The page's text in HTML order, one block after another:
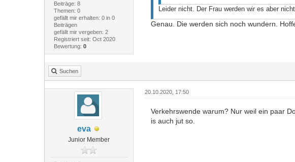
Beiträge: 8
Themen: 0
gefällt mir erhalten: 0 in 0
Beiträgen
gefällt mir vergeben: 2
Registriert seit: Oct 2020
Bewertung: 0
Leider nicht. Der Frau werden wir es aber
Genau. Die werden sich noch wundern.
Suchen
eva
Junior Member
20.10.2020, 17:50
Verkehrswende warum? Nur weil ein paar
is auch jut so.